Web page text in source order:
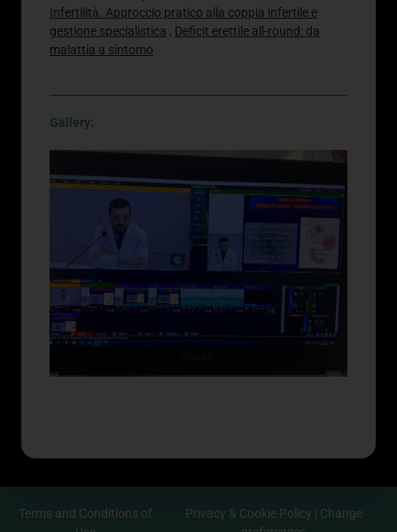
Infertilità. Approccio pratico alla coppia infertile e
gestione specialistica , Deficit erettile all-round: da
malattia a sintomo
Gallery:
Terms and Conditions of
Privacy & Cookie Policy | Change